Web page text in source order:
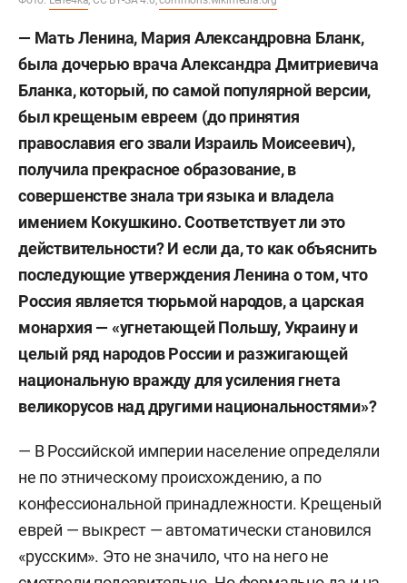
— Мать Ленина, Мария Александровна Бланк,
была дочерью врача Александра Дмитриевича
Бланка, который, по самой популярной версии,
был крещеным евреем (до принятия
православия его звали Израиль Моисеевич),
получила прекрасное образование, в
совершенстве знала три языка и владела
имением Кокушкино. Соответствует ли это
действительности? И если да, то как объяснить
последующие утверждения Ленина о том, что
Россия является тюрьмой народов, а царская
монархия — «угнетающей Польшу, Украину и
целый ряд народов России и разжигающей
национальную вражду для усиления гнета
великорусов над другими национальностями»?
— В Российской империи население определяли
не по этническому происхождению, а по
конфессиональной принадлежности. Крещеный
еврей — выкрест — автоматически становился
«русским». Это не значило, что на него не